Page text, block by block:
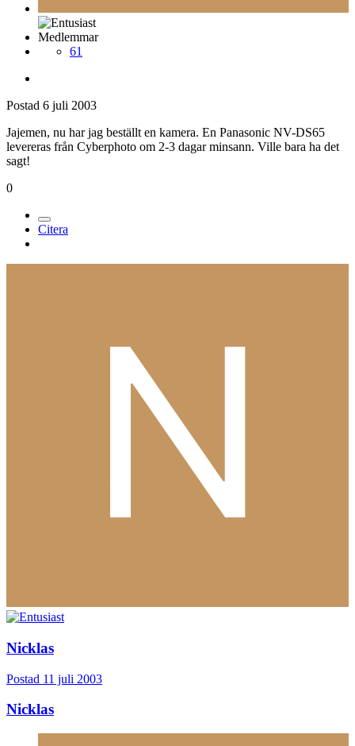
Medlemmar
61
Postad 6 juli 2003
Jajemen, nu har jag beställt en kamera. En Panasonic NV-DS65
levereras från Cyberphoto om 2-3 dagar minsann. Ville bara ha det
sagt!
0
Citera
Nicklas
Postad 11 juli 2003
Nicklas